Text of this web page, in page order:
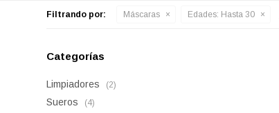
Filtrando por: Máscaras Edades: Hasta 30
Categorías
Limpiadores (2)
Sueros (4)